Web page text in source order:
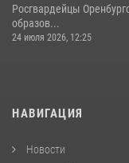
Росгвардейцы
образов...
24 июля 2026, 12:25
НАВИГАЦИЯ
Новости